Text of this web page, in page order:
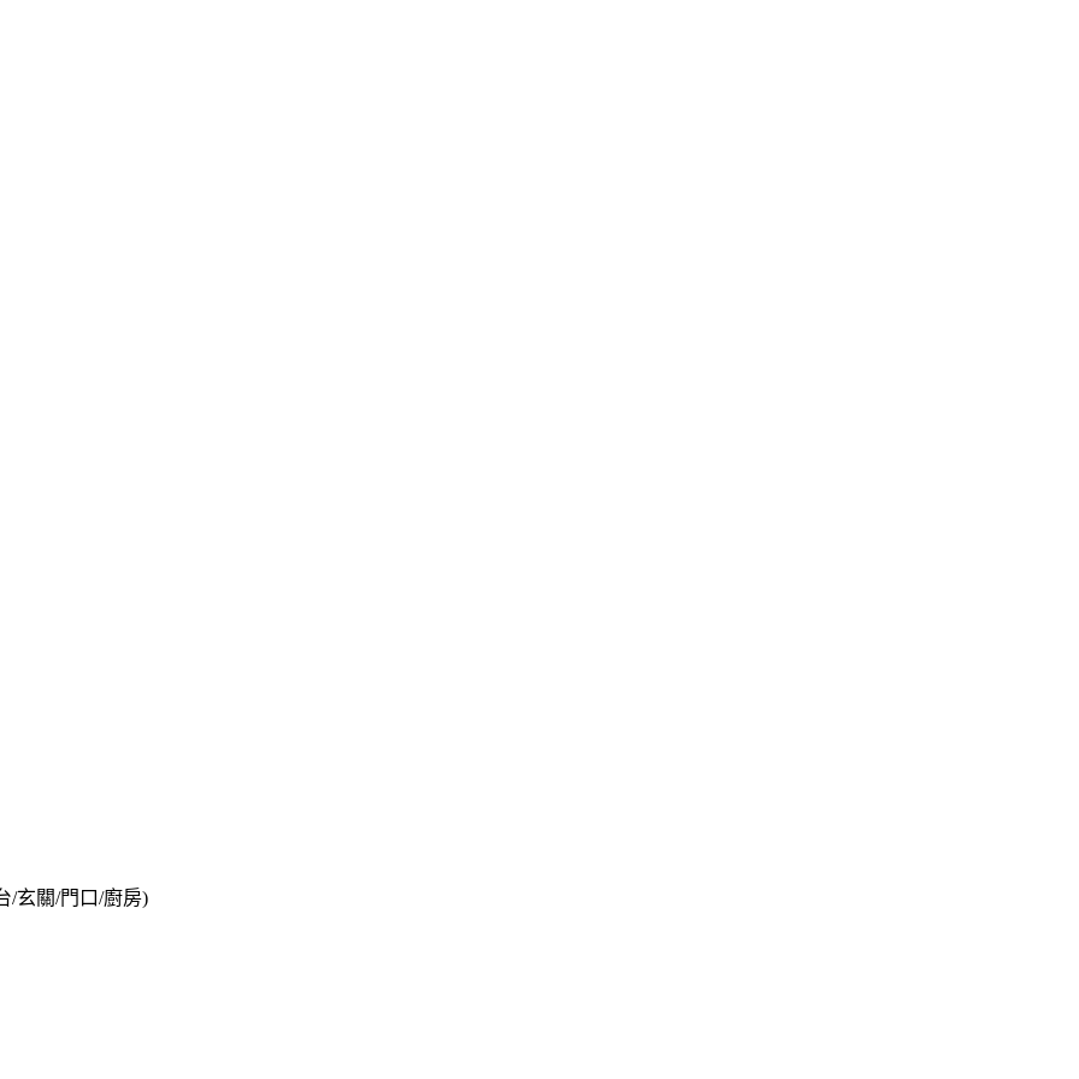
/玄關/門口/廚房)